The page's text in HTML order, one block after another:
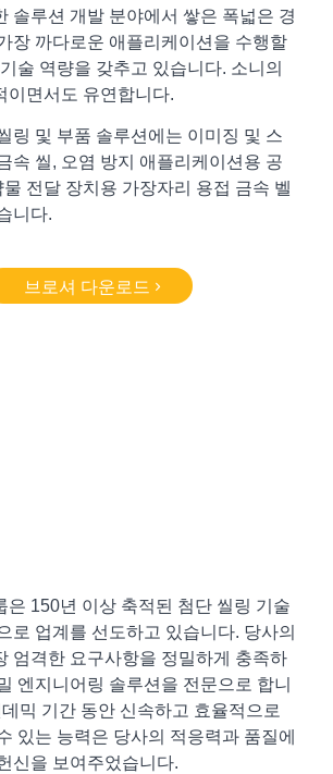
솔루션 개발 분야에서 쌓은 폭넓은 경
장 까다로운 애플리케이션을 수행할
술 역량을 갖추고 있습니다. 소니의
이면서도 유연합니다.
링 및 부품 솔루션에는 이미징 및 스
속 씰, 오염 방지 애플리케이션용 공
전달 장치용 가장자리 용접 금속 벨
니다.
브로셔 다운로드
은 150년 이상 축적된 첨단 씰링 기술
로 업계를 선도하고 있습니다. 당사의
엄격한 요구사항을 정밀하게 충족하
엔지니어링 솔루션을 전문으로 합니
믹 기간 동안 신속하고 효율적으로
있는 능력은 당사의 적응력과 품질에
신을 보여주었습니다.